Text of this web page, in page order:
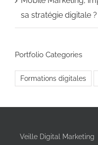
sa stratégie digitale ?
Portfolio Categories
Formations digitales
Veille Digital Marketing